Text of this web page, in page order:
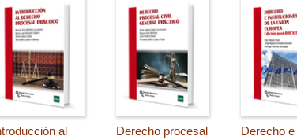
al
Derecho procesal
Derecho e